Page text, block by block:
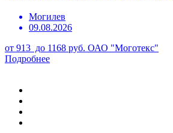
Могилев
09.08.2026
от 913 до 1168 руб. ОАО "Моготекс"
Подробнее